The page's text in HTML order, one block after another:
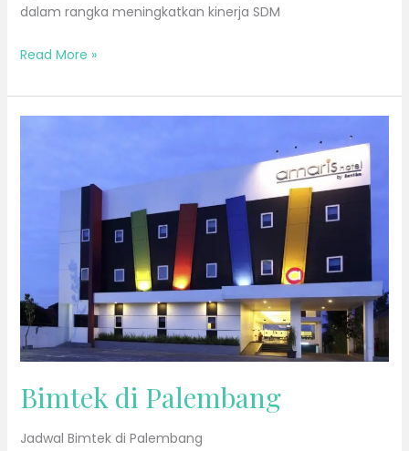
dalam rangka meningkatkan kinerja SDM
Read More »
Bimtek di Palembang
Jadwal Bimtek di Palembang